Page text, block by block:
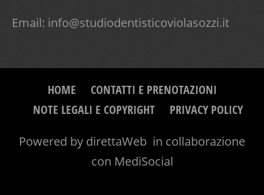
Email: info@studiodentisticoviolasozzi.it
HOME
CONTATTI E PRENOTAZIONI
NOTE LEGALI E COPYRIGHT
PRIVACY POLICY
Powered by direttaWeb in collaborazione
con MediSocial